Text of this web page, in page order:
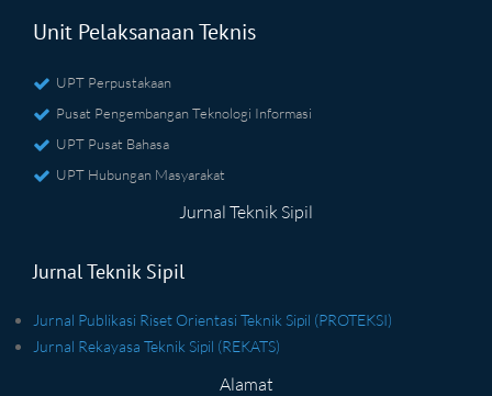
Unit Pelaksanaan Teknis
UPT Perpustakaan
Pusat Pengembangan Teknologi Informasi
UPT Pusat Bahasa
UPT Hubungan Masyarakat
Jurnal Teknik Sipil
Jurnal Teknik Sipil
Jurnal Publikasi Riset Orientasi Teknik Sipil (PROTEKSI)
Jurnal Rekayasa Teknik Sipil (REKATS)
Alamat